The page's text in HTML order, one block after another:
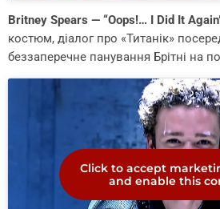
Britney Spears — “Oops!… I Did It
костюм, діалог про «Титанік»
беззаперечне панування Брітні на
Click to accept
and enable this